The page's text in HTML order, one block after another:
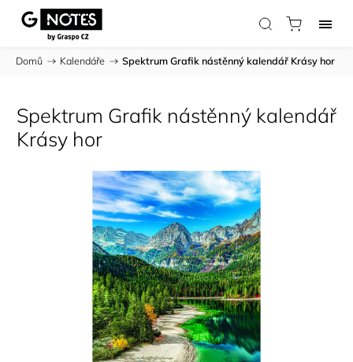
Domů / Kalendáře / Spektrum Grafik nástěnný kalendář Krásy hor
Spektrum Grafik nástěnný kalendář
Krásy hor